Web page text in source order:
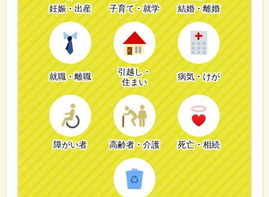
妊娠・出産 子育て・就学 結婚・離婚
就職・離職
引越し・
住まい
病気・けが
障がい者 高齢者・介護 死亡・相続